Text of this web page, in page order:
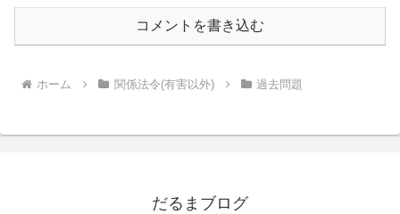
コメントを書き込む
ホーム 関係法令(有害以外) 過去問題
だるまブログ